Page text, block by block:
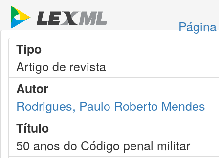
Tipo
Artigo de revista
Autor
Rodrigues, Paulo Roberto Mendes
Título
50 anos do Código penal militar